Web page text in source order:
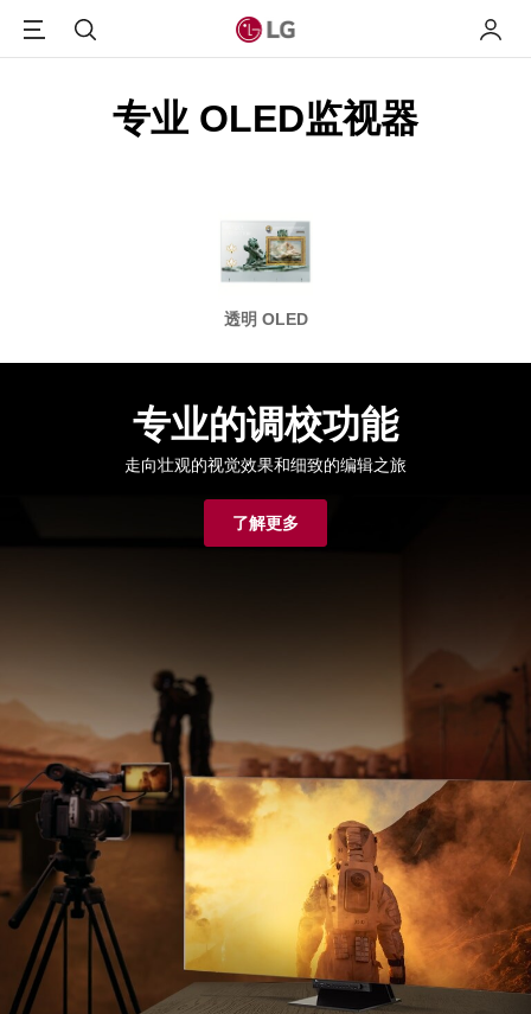
搜索 我的
专业 OLED监视器
透明 OLED
专业的调校功能
走向壮观的视觉效果和细致的编辑之旅
了解更多